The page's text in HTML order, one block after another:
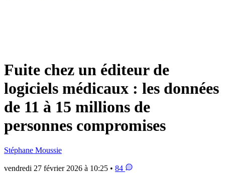
Fuite chez un éditeur de
logiciels médicaux : les données
de 11 à 15 millions de
personnes compromises
Stéphane Moussie
vendredi 27 février 2026 à 10:25 • 84